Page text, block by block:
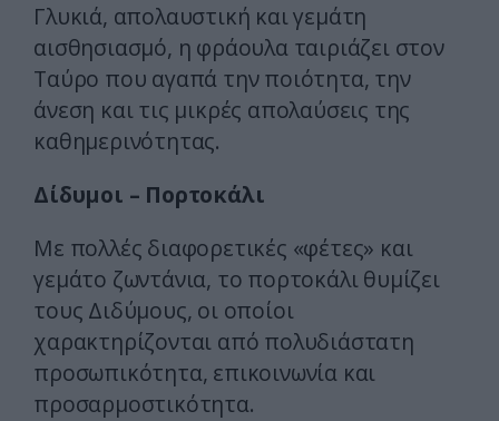
Γλυκιά, απολαυστική και γεμάτη
αισθησιασμό, η φράουλα ταιριάζει στον
Ταύρο που αγαπά την ποιότητα, την
άνεση και τις μικρές απολαύσεις της
καθημερινότητας.
Δίδυμοι – Πορτοκάλι
Με πολλές διαφορετικές «φέτες» και
γεμάτο ζωντάνια, το πορτοκάλι θυμίζει
τους Διδύμους, οι οποίοι
χαρακτηρίζονται από πολυδιάστατη
προσωπικότητα, επικοινωνία και
προσαρμοστικότητα.